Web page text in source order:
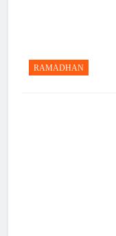
RAMADHAN